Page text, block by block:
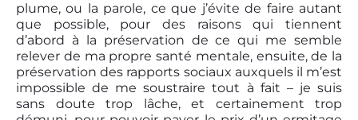
plume, ou la parole, ce que j’évite de faire autant
que possible, pour des raisons qui tiennent
d’abord à la préservation de ce qui me semble
relever de ma propre santé mentale, ensuite, de la
préservation des rapports sociaux auxquels il m’est
impossible de me soustraire tout à fait – je suis
sans doute trop lâche, et certainement trop